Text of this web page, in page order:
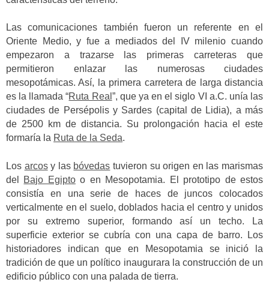
Las comunicaciones también fueron un referente en el
Oriente Medio, y fue a mediados del IV milenio cuando
empezaron a trazarse las primeras carreteras que
permitieron enlazar las numerosas ciudades
mesopotámicas. Así, la primera carretera de larga distancia
es la llamada “Ruta Real ”, que ya en el siglo VI a.C. unía las
ciudades de Persépolis y Sardes (capital de Lidia), a más
de 2500 km de distancia. Su prolongación hacia el este
formaría la Ruta de la Seda.
Los arcosy las bóvedas tuvieron su origen en las marismas
del Bajo Egiptoo en Mesopotamia. El prototipo de estos
consistía en una serie de haces de juncos colocados
verticalmente en el suelo, doblados hacia el centro y unidos
por su extremo superior, formando así un techo. La
superficie exterior se cubría con una capa de barro. Los
historiadores indican que en Mesopotamia se inició la
tradición de que un político inaugurara la construcción de un
edificio público con una palada de tierra.